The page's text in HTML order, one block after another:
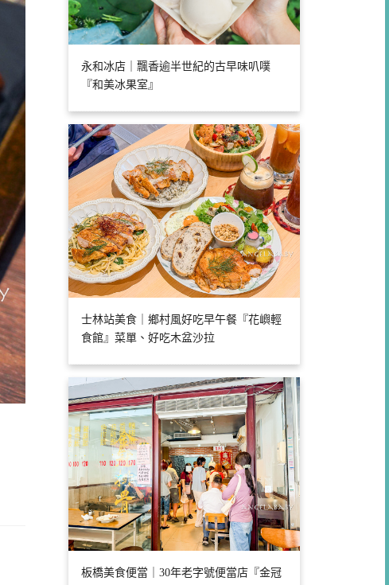
永和冰店｜飄香逾半世紀的古早味叭噗
『和美冰果室』
士林站美食｜鄉村風好吃早午餐『花嶼輕
食館』菜單、好吃木盆沙拉
板橋美食便當｜30年老字號便當店『金冠